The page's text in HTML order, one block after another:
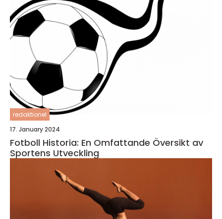
redaktionel
17. January 2024
Fotboll Historia: En Omfattande Översikt av
Sportens Utveckling